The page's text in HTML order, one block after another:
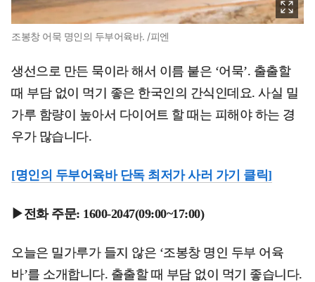
조봉창 어묵 명인의 두부어육바. /피엔
생선으로 만든 묵이라 해서 이름 붙은 ‘어묵’. 출출할
때 부담 없이 먹기 좋은 한국인의 간식인데요. 사실 밀
가루 함량이 높아서 다이어트 할 때는 피해야 하는 경
우가 많습니다.
[명인의 두부어육바 단독 최저가 사러 가기 클릭]
▶전화 주문: 1600-2047(09:00~17:00)
오늘은 밀가루가 들지 않은 ‘조봉창 명인 두부 어육
바’를 소개합니다. 출출할 때 부담 없이 먹기 좋습니다.